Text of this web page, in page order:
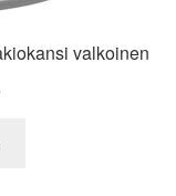
valkoinen